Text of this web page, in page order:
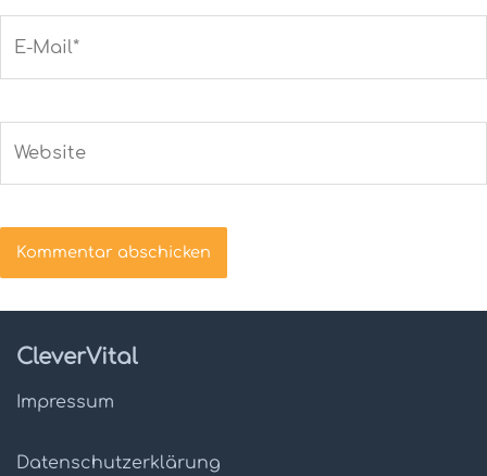
CleverVital
Impressum
Datenschutz­erklärung